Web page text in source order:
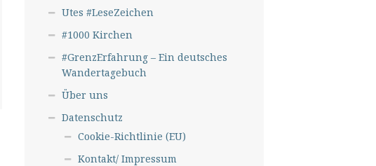
Utes #LeseZeichen
#1000 Kirchen
#GrenzErfahrung – Ein deutsches
Wandertagebuch
Über uns
Datenschutz
Cookie-Richtlinie (EU)
Kontakt/ Impressum